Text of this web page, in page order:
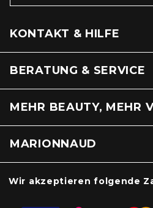
KONTAKT & HILFE
BERATUNG & SERVICE
MEHR BEAUTY, MEHR
MARIONNAUD
Wir akzeptieren folgende